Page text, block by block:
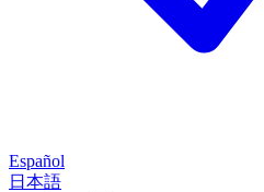
Español
日本語